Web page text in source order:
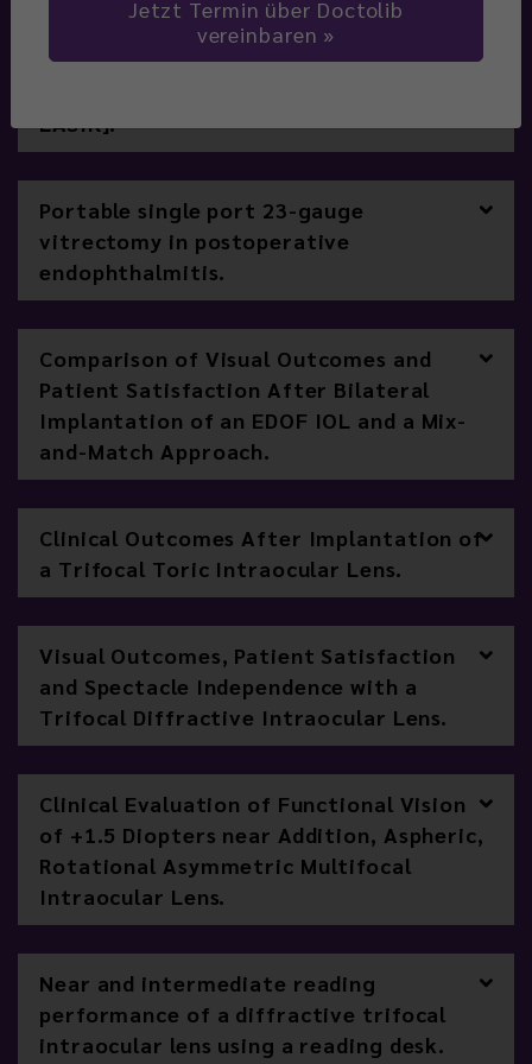
[Comparison of Long-term Results with
Small Incision Refractive Lenticule
LASIK].
Portable single port 23-gauge
vitrectomy in postoperative
endophthalmitis.
Comparison of Visual Outcomes and
Patient Satisfaction After Bilateral
Implantation of an EDOF IOL and a Mix-
and-Match Approach.
Clinical Outcomes After Implantation of
a Trifocal Toric Intraocular Lens.
Visual Outcomes, Patient Satisfaction
and Spectacle Independence with a
Trifocal Diffractive Intraocular Lens.
Clinical Evaluation of Functional Vision
of +1.5 Diopters near Addition, Aspheric,
Rotational Asymmetric Multifocal
Intraocular Lens.
Near and intermediate reading
performance of a diffractive trifocal
intraocular lens using a reading desk.
Jetzt Termin über Doctolib
vereinbaren